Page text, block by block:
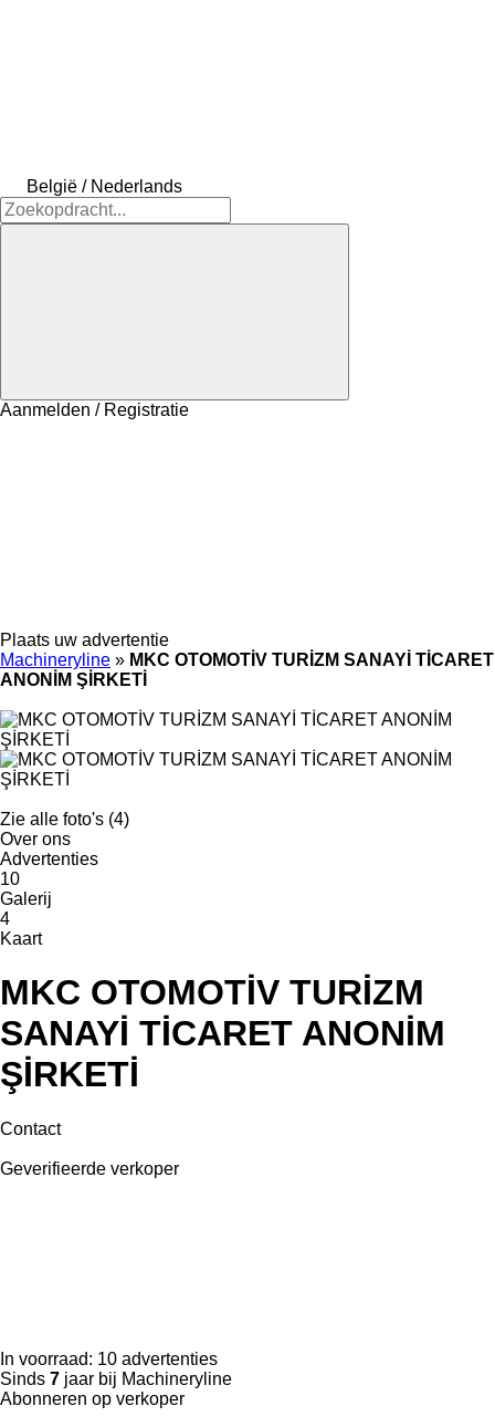
België / Nederlands
Aanmelden / Registratie
Plaats uw advertentie
Machineryline » MKC OTOMOTİV TURİZM SANAYİ TİCARET
ANONİM ŞİRKETİ
Zie alle foto's (4)
Over ons
Advertenties
10
Galerij
4
Kaart
MKC OTOMOTİV TURİZM
SANAYİ TİCARET ANONİM
ŞİRKETİ
Contact
Geverifieerde verkoper
In voorraad: 10 advertenties
Sinds 7 jaar bij Machineryline
Abonneren op verkoper